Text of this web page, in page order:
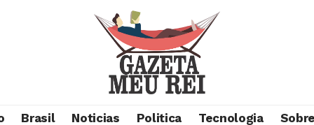
Brasil Noticias Politica Tecnologia